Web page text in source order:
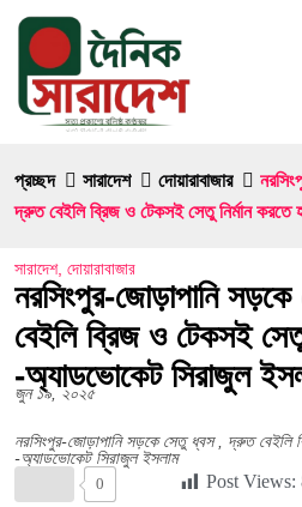
প্রচ্ছদ সারাদেশ দোয়ারাবাজার
দ্রুত বেইলি ব্রিজ ও টেকসই সেতু নির্মান
সারাদেশ, দোয়ারাবাজার
নরসিংপুর-জোড়াপানি
বেইলি ব্রিজ ও টেকসই সেতু
-অ্যাডভোকেট সিরাজুল
জুন ১৯, ২০২৫
নরসিংপুর-জোড়াপানি সড়কে সেতু ধ্বস , দ্রুত বেইলি
-অ্যাডভোকেট সিরাজুল ইসলাম
0 Post Views: